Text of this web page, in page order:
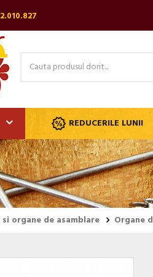
REDUCERILE LUNII
organe de asamblare Organe